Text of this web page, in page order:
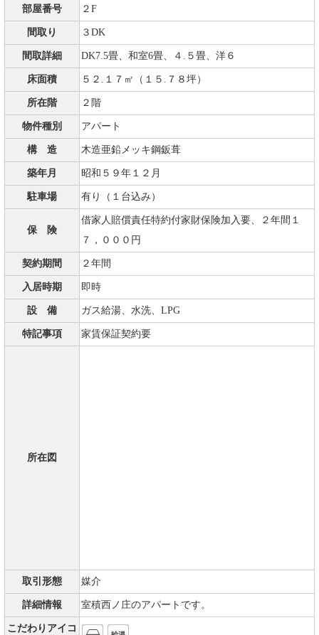
部屋番号 ２F
間取り ３DK
間取詳細 DK7.5畳、和室6畳、４.５畳、洋６
床面積 ５２.１７㎡（１５.７８坪）
所在階 ２階
物件種別 アパート
構 造 木造亜鉛メッキ鋼鈑葺
築年月 昭和５９年１２月
駐車場 有り（１台込み）
保 険
借家人賠償責任特約付家財保険加入要、２年間１
７，０００円
契約期間 ２年間
入居時期 即時
設 備 ガス給湯、水洗、LPG
特記事項 家賃保証契約要
所在図
取引形態 媒介
詳細情報 室積西ノ庄のアパートです。
こだわりアイコ